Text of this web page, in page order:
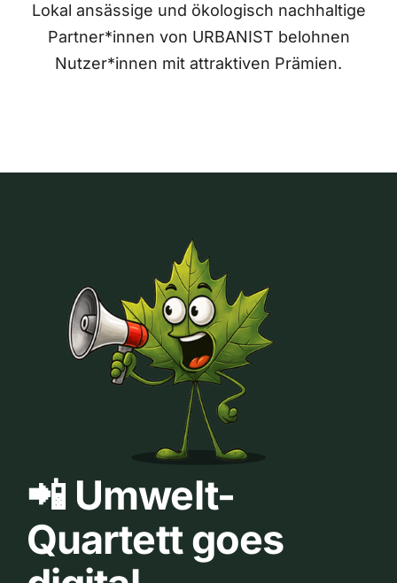
Lokal ansässige und ökologisch nachhaltige
Partner*innen von URBANIST belohnen
Nutzer*innen mit attraktiven Prämien.
📲 Umwelt-
Quartett goes